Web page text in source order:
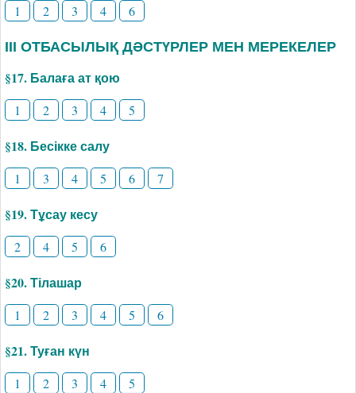
1 2 3 4 6
ІІІ ОТБАСЫЛЫҚ ДӘСТҮРЛЕР МЕН МЕРЕКЕЛЕР
§17. Балаға ат қою
1 2 3 4 5
§18. Бесікке салу
1 3 4 5 6 7
§19. Тұсау кесу
2 4 5 6
§20. Тілашар
1 2 3 4 5 6
§21. Туған күн
1 2 3 4 5